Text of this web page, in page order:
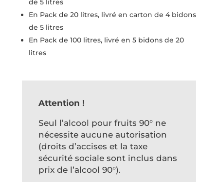
En Pack de 20 litres, livré en carton de 4 bidons
de 5 litres
En Pack de 100 litres, livré en 5 bidons de 20
litres
Attention !
Seul l’alcool pour fruits 90° ne
nécessite aucune autorisation
(droits d’accises et la taxe
sécurité sociale sont inclus dans
prix de l’alcool 90°).